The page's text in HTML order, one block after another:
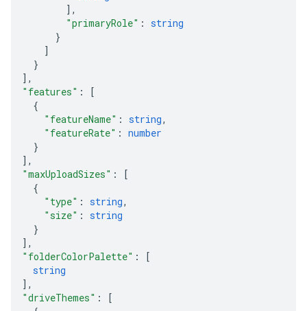
] ,
"primaryRole" : string
}
]
}
] ,
"features" :
[
{
"featureName" : string,
"featureRate" : number
}
] ,
"maxUploadSizes" :
[
{
"type" : string,
"size" : string
}
] ,
"folderColorPalette" :
[
string
] ,
"driveThemes" :
[